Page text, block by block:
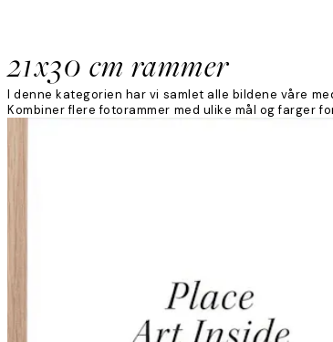
21x30 cm rammer
I denne kategorien har vi samlet alle bildene våre
Kombiner flere fotorammer med ulike mål og farger